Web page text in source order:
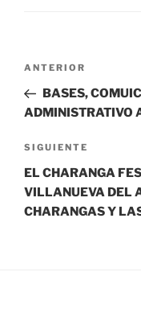
Navegación
entradas
Entrada
anterior:
ANTERIOR
BASES,
ADMINISTRATIVO
Siguiente
entrada
SIGUIENTE
EL CHARANGA
VILLANUEVA DEL
CHARANGAS Y